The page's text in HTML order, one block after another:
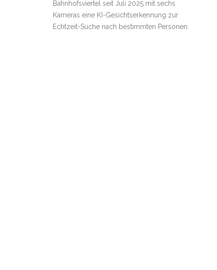
Bahnhofsviertel seit Juli 2025 mit sechs
Kameras eine KI-Gesichtserkennung zur
Echtzeit-Suche nach bestimmten Personen.